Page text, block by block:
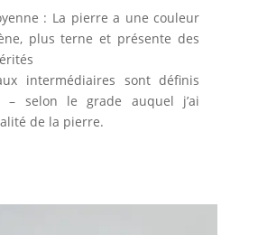
: La pierre a une couleur
plus terne et présente des
intermédiaires sont définis
selon le grade auquel j’ai
de la pierre.